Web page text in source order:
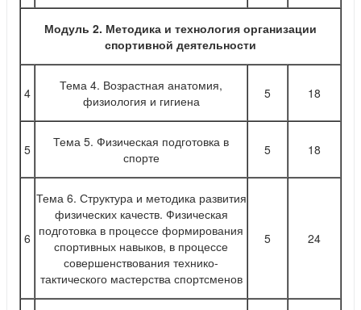
Модуль 2. Методика и технология организации
спортивной деятельности
4
Тема 4. Возрастная анатомия,
физиология и гигиена
5 18
5
Тема 5. Физическая подготовка в
спорте
5 18
6
Тема 6. Структура и методика развития
физических качеств. Физическая
подготовка в процессе формирования
спортивных навыков, в процессе
совершенствования технико-
тактического мастерства спортсменов
5 24